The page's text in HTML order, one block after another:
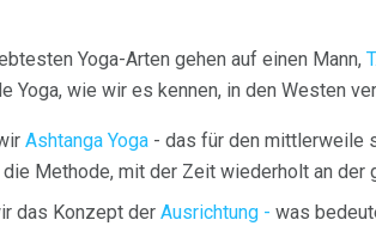
Yoga-Arten gehen auf einen Mann,
Yoga, wie wir es kennen, in den Westen
Ashtanga Yoga - das für den mittlerweile
Methode, mit der Zeit wiederholt an der
das Konzept der Ausrichtung - was